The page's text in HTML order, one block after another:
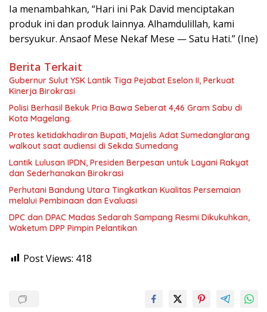
Ia menambahkan, “Hari ini Pak David menciptakan
produk ini dan produk lainnya. Alhamdulillah, kami
bersyukur. Ansaof Mese Nekaf Mese — Satu Hati.” (Ine)
Berita Terkait
Gubernur Sulut YSK Lantik Tiga Pejabat Eselon II, Perkuat
Kinerja Birokrasi
Polisi Berhasil Bekuk Pria Bawa Seberat 4,46 Gram Sabu di
Kota Magelang.
Protes ketidakhadiran Bupati, Majelis Adat Sumedanglarang
walkout saat audiensi di Sekda Sumedang
Lantik Lulusan IPDN, Presiden Berpesan untuk Layani Rakyat
dan Sederhanakan Birokrasi
Perhutani Bandung Utara Tingkatkan Kualitas Persemaian
melalui Pembinaan dan Evaluasi
DPC dan DPAC Madas Sedarah Sampang Resmi Dikukuhkan,
Waketum DPP Pimpin Pelantikan
Post Views: 418